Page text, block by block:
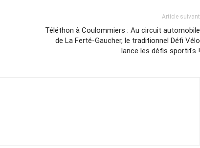
Article suivant
Téléthon à Coulommiers : Au circuit automobile
de La Ferté-Gaucher, le traditionnel Défi Vélo
lance les défis sportifs !